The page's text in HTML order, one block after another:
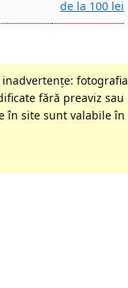
de la 100 lei
fotografia
fără preaviz sau
în site sunt valabile în